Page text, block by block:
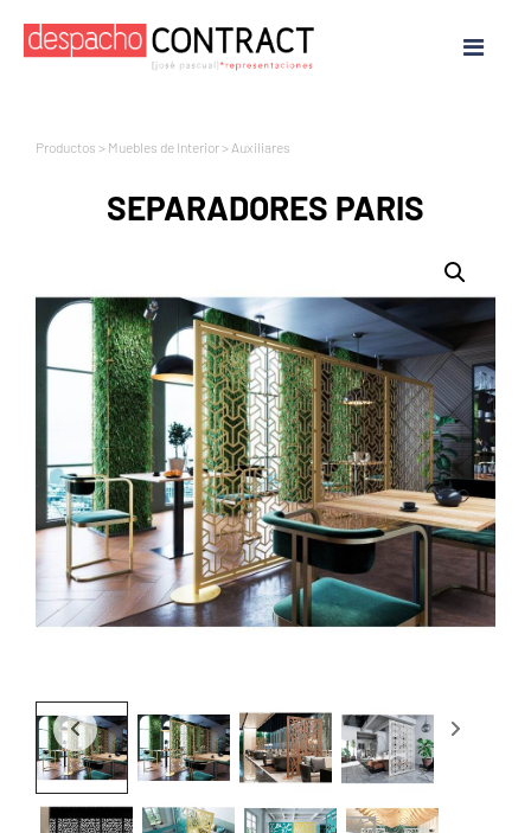
Productos > Muebles de Interior> Auxiliares
SEPARADORES PARIS